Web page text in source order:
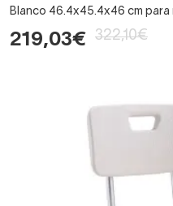
Blanco 46.4x45.4x46 cm para
219,03€ 322,10€